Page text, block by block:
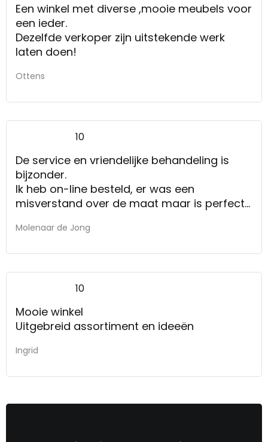
Een winkel met diverse ,mooie meubels voor
een ieder.
Dezelfde verkoper zijn uitstekende werk
laten doen!
Ottens
10
De service en vriendelijke behandeling is
bijzonder.
Ik heb on-line besteld, er was een
misverstand over de maat maar is perfect
te ver weg om even binnen te lopen.
Molenaar de Jong
10
Mooie winkel
Uitgebreid assortiment en ideeën
Ingrid